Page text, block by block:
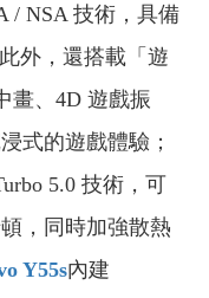
/ NSA 技術，具備
外，還搭載「遊
畫、4D 遊戲振
式的遊戲體驗；
5.0 技術，可
，同時加強散熱
Y55s內建